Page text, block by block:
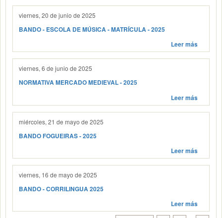
viernes, 20 de junio de 2025
BANDO - ESCOLA DE MÚSICA - MATRÍCULA - 2025
Leer más
viernes, 6 de junio de 2025
NORMATIVA MERCADO MEDIEVAL - 2025
Leer más
miércoles, 21 de mayo de 2025
BANDO FOGUEIRAS - 2025
Leer más
viernes, 16 de mayo de 2025
BANDO - CORRILINGUA 2025
Leer más